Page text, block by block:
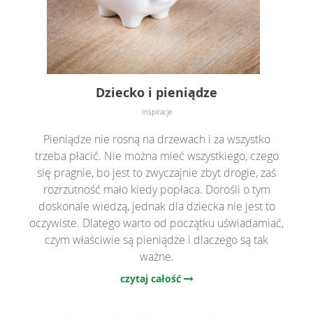
Dziecko i pieniądze
Inspiracje
Pieniądze nie rosną na drzewach i za wszystko
trzeba płacić. Nie można mieć wszystkiego, czego
się pragnie, bo jest to zwyczajnie zbyt drogie, zaś
rozrzutność mało kiedy popłaca. Dorośli o tym
doskonale wiedzą, jednak dla dziecka nie jest to
oczywiste. Dlatego warto od początku uświadamiać,
czym właściwie są pieniądze i dlaczego są tak
ważne.
czytaj całość